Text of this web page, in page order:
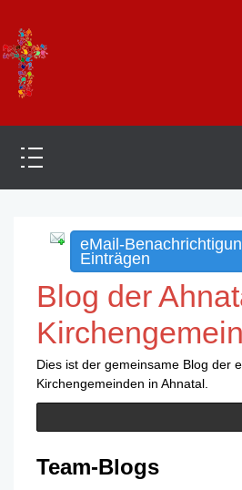
eMail-
Einträgen
Blog der
Dies ist der gemeinsame Blog der
Kirchengemeinden in Ahnatal.
Team-Blogs